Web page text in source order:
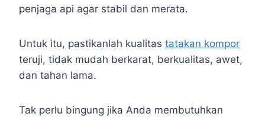
penjaga api agar stabil dan merata.
Untuk itu, pastikanlah kualitas tatakan kompor
teruji, tidak mudah berkarat, berkualitas, awet,
dan tahan lama.
Tak perlu bingung jika Anda membutuhkan